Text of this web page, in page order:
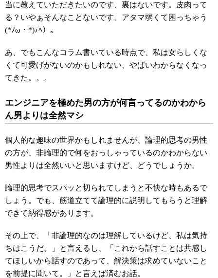
当に教えていただきたいのです、裏はないです。皮肉って
る？いやぁそんなことないです。アタマ弱くて困っちゃう
(*ﾉω・*)ﾃﾍ）。
あ、でもこんなコラム書いている時点で、私は女らしくな
くて可愛げがないのかもしれない、やばいわからなくなっ
てきた。。。
エンジニアを極めた男の方が何言ってるのかわから
ん男よりは全然マシ
個人的な趣味の世界かもしれませんが、論理的思考の男性
の方が、非論理的で何をおっしゃっているのかわからない
男性よりは全然いいと思いますけど、どうでしょうか。
論理的思考でスパッと切られてしまうと不快な時もあるで
しょう。でも、筋道立てて論理的に説明してもらうと理解
できて納得感があります。
その上で、「非論理的なのは理解しているけど、私は気持
ちはこうだ。」と言えるし、「これから話すことは共感し
てほしいから話すのであって、解決策は求めていないこと
を前提に聞いて。」と言えば済むお話。